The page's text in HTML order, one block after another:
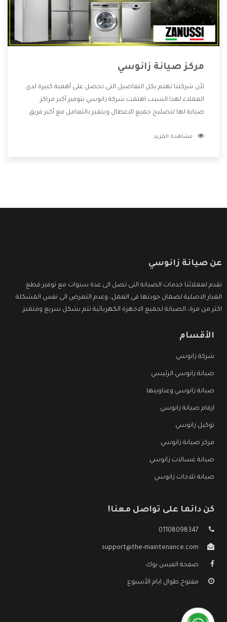
مركز صيانة زانوسي
لأن شركتنا تهتم بكل التفاصيل التى تحصل على أهمية كبيرة لدى
العملاء لهذا السبب اهتمت شركة زانوسي بتوفير أكبر مراكز
صيانة لها لتصليح جميع الاعطال ويتميز بالتعامل مع أكبر فريق
مكانتنا وعلى عملاءنا الكرام .
مشاهدة المزيد
عن صيانة زانوسي
نقدم لعملائنا خدمات الصيانة التى تصل الى عدة سنوات مع توفير قطع
الغيار الاصلية لضمان جودتها فى العمل، وعدم التعرض الى نفس المشكلة
اكثر من مرة، الصيانة لجميع الاجهزة الكهربائية تتم بشكل سريع ومتميز.
الأقسام
شركة زانوسي
صيانة زانوسي الرئيسي
صيانة زانوسي وعناوينها
ارقام صيانة زانوسي
توكيل زانوسي
مركز صيانة زانوسي
صيانة غسالات زانوسي
صيانة ثلاجات زانوسي
كن دائما على تواصل معنا!
01108098347
support@the-maintenance.com
صفحة الفيس بوك
مفتوح طوال ايام الأسبوع